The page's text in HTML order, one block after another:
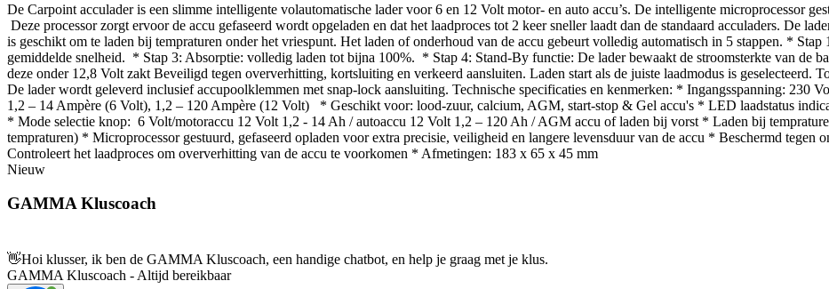
De Carpoint acculader is een slimme intelligente volautomatische lader voor 6 en 12 Volt motor- en auto accu’s. De intelligente microprocessor
Deze processor zorgt ervoor de accu gefaseerd wordt opgeladen en dat het laadproces tot 2 keer sneller laadt dan de standaard acculaders. De
is geschikt om te laden bij tempraturen onder het vriespunt. Het laden of onderhoud van de accu gebeurt volledig automatisch in 5 stappen. *
gemiddelde snelheid. * Stap 3: Absorptie: volledig laden tot bijna 100%. * Stap 4: Stand-By functie: De lader bewaakt de stroomsterkte van de
deze onder 12,8 Volt zakt Beveiligd tegen oververhitting, kortsluiting en verkeerd aansluiten. Laden start als de juiste laadmodus is geselecteerd.
De lader wordt geleverd inclusief accupoolklemmen met snap-lock aansluiting. Technische specificaties en kenmerken: * Ingangsspanning:
1,2 – 14 Ampère (6 Volt), 1,2 – 120 Ampère (12 Volt) * Geschikt voor: lood-zuur, calcium, AGM, start-stop & Gel accu's * LED laadstatus
* Mode selectie knop: 6 Volt/motoraccu 12 Volt 1,2 - 14 Ah / autoaccu 12 Volt 1,2 – 120 Ah / AGM accu of laden bij vorst * Laden bij
tempraturen) * Microprocessor gestuurd, gefaseerd opladen voor extra precisie, veiligheid en langere levensduur van de accu * Beschermd tegen
Controleert het laadproces om oververhitting van de accu te voorkomen * Afmetingen: 183 x 65 x 45 mm
Nieuw
GAMMA Kluscoach
👋Hoi klusser, ik ben de GAMMA Kluscoach, een handige chatbot, en help je graag met je klus.
GAMMA Kluscoach - Altijd bereikbaar